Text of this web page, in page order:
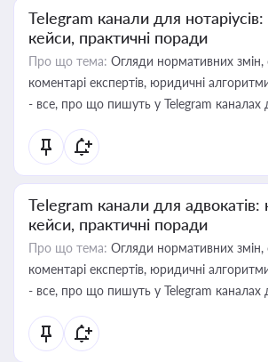
Telegram канали для
кейси, практичні поради
Про що тема: Огляди нормативних змін,
коментарі експертів, юридичні
- все, про що пишуть у Telegram каналах
Telegram канали для адвокатів:
кейси, практичні поради
Про що тема: Огляди нормативних змін,
коментарі експертів, юридичні
- все, про що пишуть у Telegram каналах